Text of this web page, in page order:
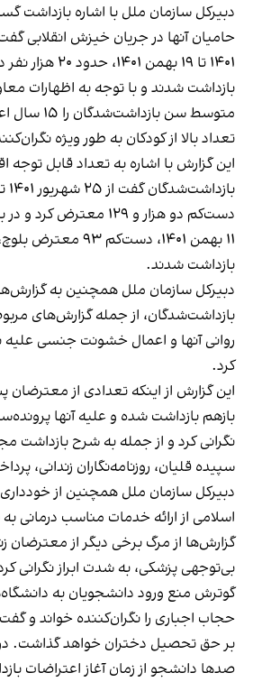
دبیرکل سازمان ملل با اشاره بازداشت
۱۴۰۱ تا ۱۹ بهمن
بازداشت شدند و با توجه به اظهارات
متوسط سن
تعداد بالا از کودکان به طور ویژه
این گزارش با اشاره به تعداد قابل توجه
بازداشت شدند.
دبیرکل سازمان ملل همچنین به گزارش‌ها
بازداشت‌شدگان، از جمله گزارش‌های
روانی آنها و اعمال خشونت جنسی علیه
کرد.
این گزارش از اینکه تعدادی از معترضان
بازهم بازداشت شده و علیه آنها
نگرانی کرد و از جمله به شرح بازداشت
سپیده قلیان، روزنامه‌نگاران زندانی،
دبیرکل سازمان ملل همچنین از
اسلامی از ارائه خدمات مناسب درمانی
گزارش‌ها از مرگ برخی دیگر از معترضان
بی‌توجهی پزشکی، به شدت ابراز نگرانی
گوترش منع ورود دانشجویان به
حجاب اجباری را نگران‌کننده خواند و
بر حق تحصیل دختران خواهد گذاشت.
صدها دانشجو از زمان آغاز اعتراضات